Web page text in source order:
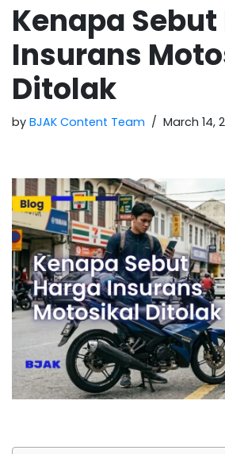
Kenapa
Insurans
Ditolak
by BJAK Content Team March 14,